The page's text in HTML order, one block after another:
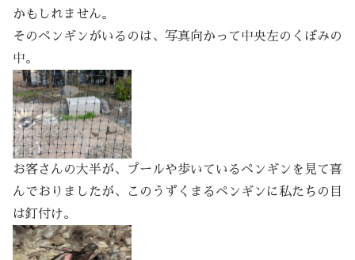
かもしれません。
そのペンギンがいるのは、写真向かって中央左のくぼみの
中。
お客さんの大半が、プールや歩いているペンギンを見て喜
んでおりましたが、このうずくまるペンギンに私たちの目
は釘付け。